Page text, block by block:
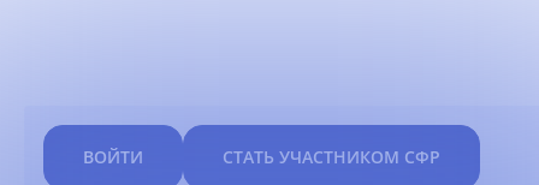
ВОЙТИ СТАТЬ УЧАСТНИКОМ СФР